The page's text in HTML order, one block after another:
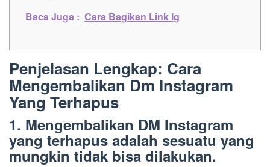
Baca Juga : Cara Bagikan Link Ig
Penjelasan Lengkap: Cara
Mengembalikan Dm Instagram
Yang Terhapus
1. Mengembalikan DM Instagram
yang terhapus adalah sesuatu yang
mungkin tidak bisa dilakukan.